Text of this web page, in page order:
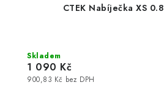
CTEK Nabíječka XS
Skladem
900,83 Kč bez DPH
1 090 Kč